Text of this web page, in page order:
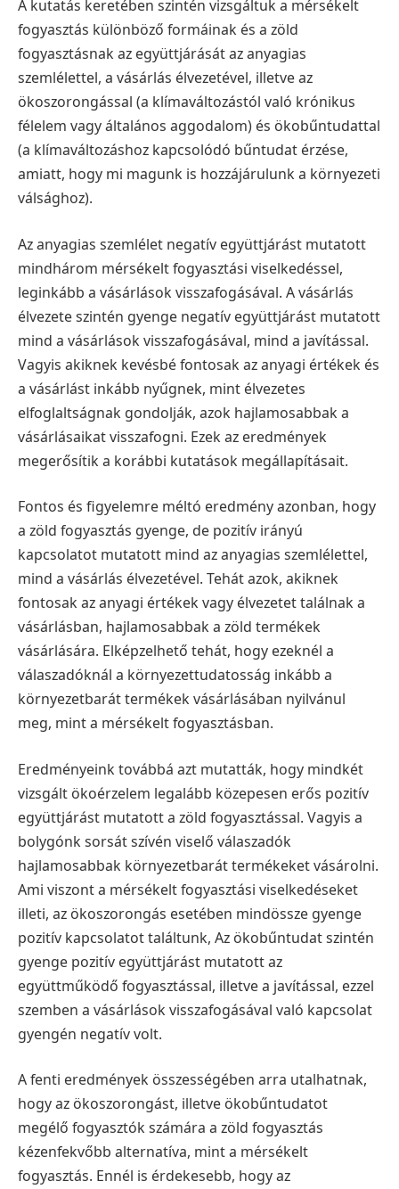
A kutatás keretében szintén vizsgáltuk a mérsékelt
fogyasztás különböző formáinak és a zöld
fogyasztásnak az együttjárását az anyagias
szemlélettel, a vásárlás élvezetével, illetve az
ökoszorongással (a klímaváltozástól való krónikus
félelem vagy általános aggodalom) és ökobűntudattal
(a klímaváltozáshoz kapcsolódó bűntudat érzése,
amiatt, hogy mi magunk is hozzájárulunk a környezeti
válsághoz).
Az anyagias szemlélet negatív együttjárást mutatott
mindhárom mérsékelt fogyasztási viselkedéssel,
leginkább a vásárlások visszafogásával. A vásárlás
élvezete szintén gyenge negatív együttjárást mutatott
mind a vásárlások visszafogásával, mind a javítással.
Vagyis akiknek kevésbé fontosak az anyagi értékek és
a vásárlást inkább nyűgnek, mint élvezetes
elfoglaltságnak gondolják, azok hajlamosabbak a
vásárlásaikat visszafogni. Ezek az eredmények
megerősítik a korábbi kutatások megállapításait.
Fontos és figyelemre méltó eredmény azonban, hogy
a zöld fogyasztás gyenge, de pozitív irányú
kapcsolatot mutatott mind az anyagias szemlélettel,
mind a vásárlás élvezetével. Tehát azok, akiknek
fontosak az anyagi értékek vagy élvezetet találnak a
vásárlásban, hajlamosabbak a zöld termékek
vásárlására. Elképzelhető tehát, hogy ezeknél a
válaszadóknál a környezettudatosság inkább a
környezetbarát termékek vásárlásában nyilvánul
meg, mint a mérsékelt fogyasztásban.
Eredményeink továbbá azt mutatták, hogy mindkét
vizsgált ökoérzelem legalább közepesen erős pozitív
együttjárást mutatott a zöld fogyasztással. Vagyis a
bolygónk sorsát szívén viselő válaszadók
hajlamosabbak környezetbarát termékeket vásárolni.
Ami viszont a mérsékelt fogyasztási viselkedéseket
illeti, az ökoszorongás esetében mindössze gyenge
pozitív kapcsolatot találtunk, Az ökobűntudat szintén
gyenge pozitív együttjárást mutatott az
együttműködő fogyasztással, illetve a javítással, ezzel
szemben a vásárlások visszafogásával való kapcsolat
gyengén negatív volt.
A fenti eredmények összességében arra utalhatnak,
hogy az ökoszorongást, illetve ökobűntudatot
megélő fogyasztók számára a zöld fogyasztás
kézenfekvőbb alternatíva, mint a mérsékelt
fogyasztás. Ennél is érdekesebb, hogy az